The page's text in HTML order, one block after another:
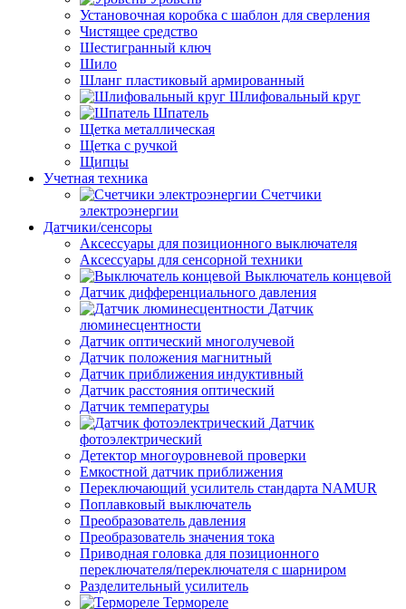
Установочная коробка с шаблон для сверления
Чистящее средство
Шестигранный ключ
Шило
Шланг пластиковый армированный
Шлифовальный круг
Шпатель
Щетка металлическая
Щетка с ручкой
Щипцы
Учетная техника
Счетчики
электроэнергии
Датчики/сенсоры
Аксессуары для позиционного выключателя
Аксессуары для сенсорной техники
Выключатель концевой
Датчик дифференциального давления
Датчик
люминесцентности
Датчик оптический многолучевой
Датчик положения магнитный
Датчик приближения индуктивный
Датчик расстояния оптический
Датчик температуры
Датчик
фотоэлектрический
Детектор многоуровневой проверки
Емкостной датчик приближения
Переключающий усилитель стандарта NAMUR
Поплавковый выключатель
Преобразователь давления
Преобразователь значения тока
Приводная головка для позиционного
переключателя/переключателя с шарниром
Разделительный усилитель
Термореле